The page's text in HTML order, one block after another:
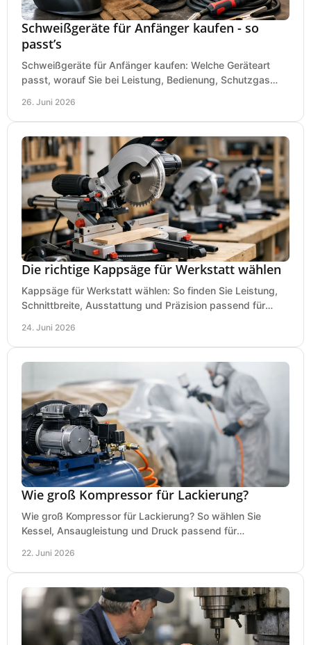
Schweißgeräte für Anfänger kaufen - so
passt’s
Schweißgeräte für Anfänger kaufen: Welche Geräteart
passt, worauf Sie bei Leistung, Bedienung, Schutzgas
26. Juni 2026
Die richtige Kappsäge für Werkstatt wählen
Kappsäge für Werkstatt wählen: So finden Sie Leistung,
Schnittbreite, Ausstattung und Präzision passend für
24. Juni 2026
Wie groß Kompressor für Lackierung?
Wie groß Kompressor für Lackierung? So wählen Sie
Kessel, Ansaugleistung und Druck passend für
22. Juni 2026